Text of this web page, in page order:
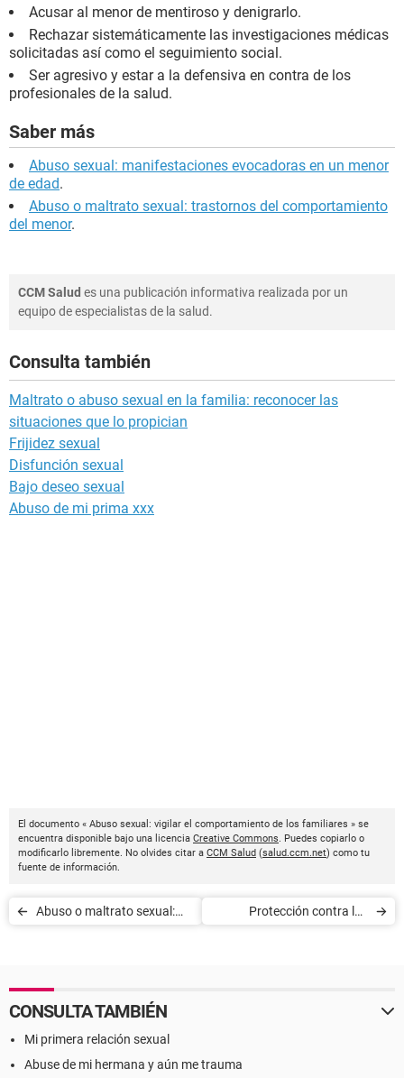
Acusar al menor de mentiroso y denigrarlo.
Rechazar sistemáticamente las investigaciones médicas
solicitadas así como el seguimiento social.
Ser agresivo y estar a la defensiva en contra de los
profesionales de la salud.
Saber más
Abuso sexual: manifestaciones evocadoras en un menor
de edad.
Abuso o maltrato sexual: trastornos del comportamiento
del menor.
CCM Salud es una publicación informativa realizada por un
equipo de especialistas de la salud.
Consulta también
Maltrato o abuso sexual en la familia: reconocer las
situaciones que lo propician
Frijidez sexual
Disfunción sexual
Bajo deseo sexual
Abuso de mi prima xxx
El documento « Abuso sexual: vigilar el comportamiento de los familiares » se
encuentra disponible bajo una licencia Creative Commons. Puedes copiarlo o
modificarlo libremente. No olvides citar a CCM Salud (salud.ccm.net) como tu
fuente de información.
Abuso o maltrato sexual:
Protección contra las
CONSULTA TAMBIÉN
Mi primera relación sexual
Abuse de mi hermana y aún me trauma